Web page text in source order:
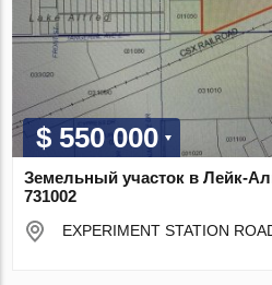
$ 550 000
Земельный участок в Лейк-
731002
EXPERIMENT STATION